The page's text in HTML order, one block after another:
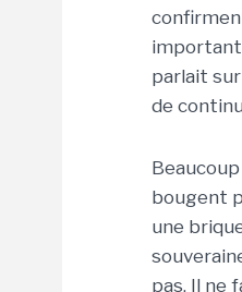
important
parlait
de
bougent
une
pas. Il ne